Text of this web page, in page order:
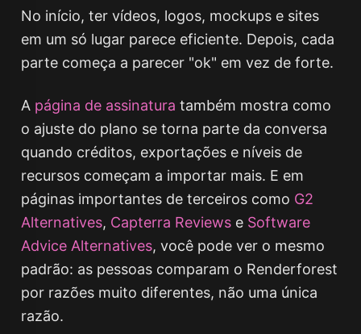
No início, ter vídeos, logos, mockups e sites
em um só lugar parece eficiente. Depois, cada
parte começa a parecer "ok" em vez de forte.
A página de assinatura também mostra como
o ajuste do plano se torna parte da conversa
quando créditos, exportações e níveis de
recursos começam a importar mais. E em
páginas importantes de terceiros como G2
Alternatives, Capterra Reviewse Software
Advice Alternatives, você pode ver o mesmo
padrão: as pessoas comparam o Renderforest
por razões muito diferentes, não uma única
razão.